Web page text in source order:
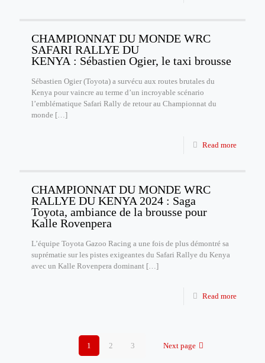
CHAMPIONNAT DU MONDE WRC
SAFARI RALLYE DU
KENYA : Sébastien Ogier, le taxi brousse
Sébastien Ogier (Toyota) a survécu aux routes brutales du
Kenya pour vaincre au terme d’un incroyable scénario
l’emblématique Safari Rally de retour au Championnat du
monde […]
Read more
CHAMPIONNAT DU MONDE WRC
RALLYE DU KENYA 2024 : Saga
Toyota, ambiance de la brousse pour
Kalle Rovenpera
L’équipe Toyota Gazoo Racing a une fois de plus démontré sa
suprématie sur les pistes exigeantes du Safari Rallye du Kenya
avec un Kalle Rovenpera dominant […]
Read more
1 2 3 Next page